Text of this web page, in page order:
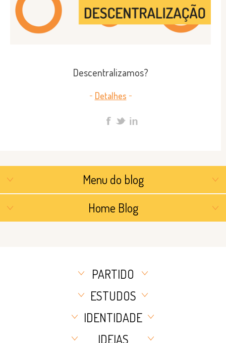
Descentralizamos?
Detalhes
Menu do blog
Home Blog
PARTIDO
ESTUDOS
IDENTIDADE
IDEIAS